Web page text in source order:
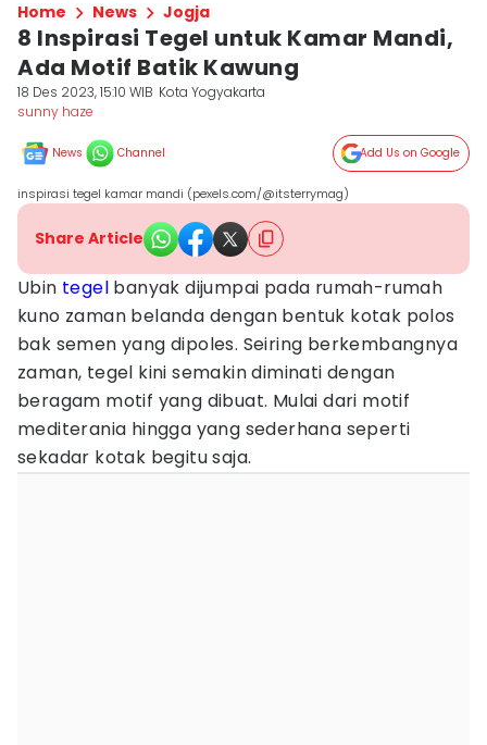
Home News Jogja
8 Inspirasi Tegel untuk Kamar Mandi,
Ada Motif Batik Kawung
18 Des 2023, 15:10 WIB Kota Yogyakarta
sunny haze
News Channel Add Us on Google
inspirasi tegel kamar mandi (pexels.com/@itsterrymag)
Share Article
Ubin tegel banyak dijumpai pada rumah-rumah
kuno zaman belanda dengan bentuk kotak polos
bak semen yang dipoles. Seiring berkembangnya
zaman, tegel kini semakin diminati dengan
beragam motif yang dibuat. Mulai dari motif
mediterania hingga yang sederhana seperti
sekadar kotak begitu saja.